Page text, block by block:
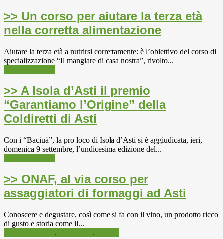
>> Un corso per aiutare la terza età
nella corretta alimentazione
Aiutare la terza età a nutrirsi correttamente: è l’obiettivo del corso di
specializzazione “Il mangiare di casa nostra”, rivolto...
>> A Isola d’Asti il premio
“Garantiamo l’Origine” della
Coldiretti di Asti
Con i “Baciuà”, la pro loco di Isola d’Asti si è aggiudicata, ieri,
domenica 9 settembre, l’undicesima edizione del...
>> ONAF, al via corso per
assaggiatori di formaggi ad Asti
Conoscere e degustare, così come si fa con il vino, un prodotto ricco
di gusto e storia come il...
, ,